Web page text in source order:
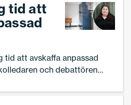
tid att
tid att avskaffa anpassad
och debattören
ens får vara i skolan”,